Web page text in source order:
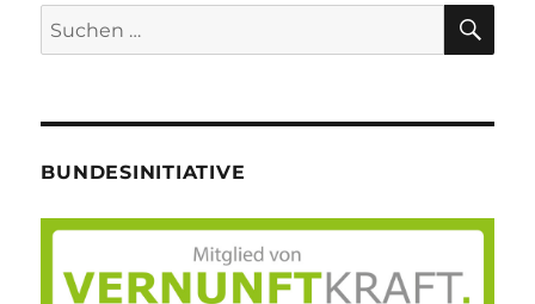
Suche
nach:
BUNDESINITIATIVE